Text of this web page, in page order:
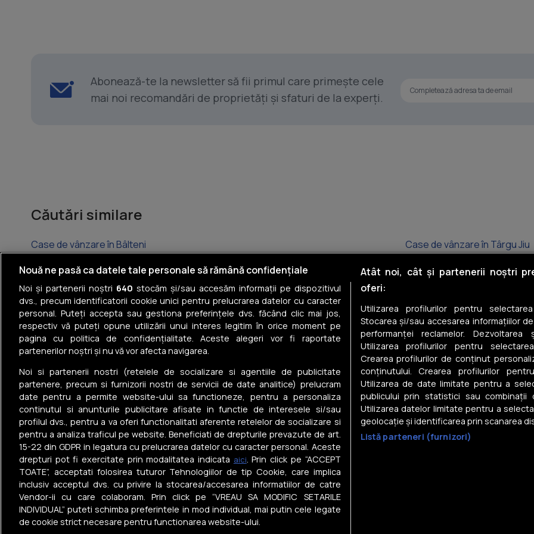
Abonează-te la newsletter să fii primul care primește cele
mai noi recomandări de proprietăți și sfaturi de la experți.
Căutări similare
Case de vânzare în Bâlteni
Case de vânzare în Târgu Jiu
Case de vânzare în Scoarța
Case de vânzare în Runcu
Case de vânzare în Bălești
Case de vânzare în Budieni
Case de vânzare în Polovragi
Case de vânzare în Tismana
Case de vânzare în Turceni
Case de vânzare în Bălănești
Case de vânzare în Buduhala
Tel: +40 374 40 44 99
Iride Business Park, Bld. Dimitrie
Pompeiu 9-9A, Clădirea B2B, 020335,
sector 2, București, România
© Realmedia Network
2026
Politica de
confidențialitate
Termeni și
condiții
Statistici
vizitatori
Despre noi
Nouă ne pasă ca datele tale personale să rămână confidențiale
Noi și partenerii noștri 640 stocăm și/sau accesăm informații pe dispozitivul
dvs., precum identificatorii cookie unici pentru prelucrarea datelor cu caracter
personal. Puteți accepta sau gestiona preferințele dvs. făcând clic mai jos,
respectiv vă puteți opune utilizării unui interes legitim în orice moment pe
pagina cu politica de confidențialitate. Aceste alegeri vor fi raportate
partenerilor noștri și nu vă vor afecta navigarea.
Noi si partenerii nostri (retelele de socializare si agentiile de publicitate
partenere, precum si furnizorii nostri de servicii de date analitice) prelucram
date pentru a permite website-ului sa functioneze, pentru a personaliza
continutul si anunturile publicitare afisate in functie de interesele si/sau
profilul dvs., pentru a va oferi functionalitati aferente retelelor de socializare si
pentru a analiza traficul pe website. Beneficiati de drepturile prevazute de art.
15-22 din GDPR in legatura cu prelucrarea datelor cu caracter personal. Aceste
drepturi pot fi exercitate prin modalitatea indicata aici. Prin click pe “ACCEPT
TOATE”, acceptati folosirea tuturor Tehnologiilor de tip Cookie, care implica
inclusiv acceptul dvs. cu privire la stocarea/accesarea informatiilor de catre
Vendor-ii cu care colaboram. Prin click pe “VREAU SA MODIFIC SETARILE
INDIVIDUAL” puteti schimba preferintele in mod individual, mai putin cele legate
de cookie strict necesare pentru functionarea website-ului.
Atât noi, cât și partenerii noștri
oferi:
Utilizarea profilurilor pentru
Stocarea și/sau accesarea informațiilor
performanței reclamelor. Dezvoltarea
Utilizarea profilurilor pentru
Crearea profilurilor de conținut
conținutului. Crearea profilurilor
Utilizarea de date limitate pentru a
publicului prin statistici sau
Utilizarea datelor limitate pentru a
geolocație și identificarea prin scanarea
Listă parteneri (furnizori)